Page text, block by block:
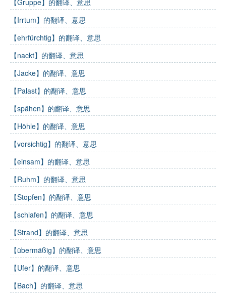
【Irrtum】的翻译、意思
【ehrfürchtig】的翻译、意思
【nackt】的翻译、意思
【Jacke】的翻译、意思
【Palast】的翻译、意思
【spähen】的翻译、意思
【Höhle】的翻译、意思
【vorsichtig】的翻译、意思
【einsam】的翻译、意思
【Ruhm】的翻译、意思
【Stopfen】的翻译、意思
【schlafen】的翻译、意思
【Strand】的翻译、意思
【übermäßig】的翻译、意思
【Ufer】的翻译、意思
【Bach】的翻译、意思